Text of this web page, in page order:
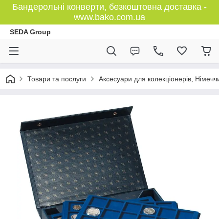
Бандерольні конверти, безкоштовна доставка -
www.bako.com.ua
SEDA Group
Товари та послуги Аксесуари для колекціонерів,